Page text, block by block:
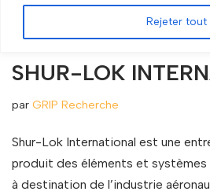
Rejeter tout
SHUR-LOK
par GRIP Recherche
Shur-Lok International est une
produit des éléments et systèmes
à destination de l’industrie